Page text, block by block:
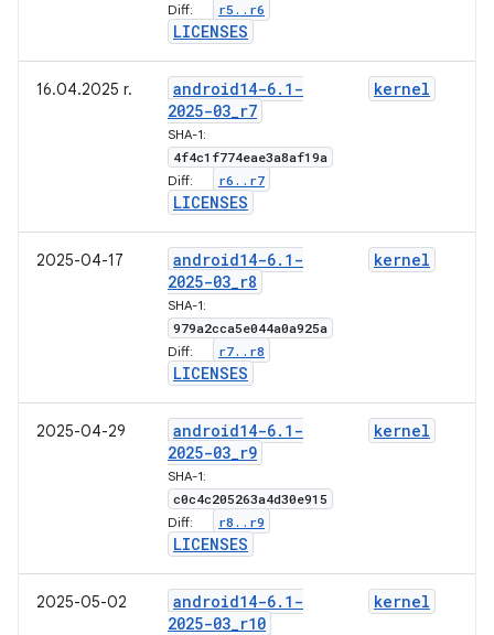
Diff: r5 . . r6
LICENSES
16.04.2025 r. android14-6. 1-
2025-03_r7
SHA-1:
4f4c1f774eae3a8af19a
Diff: r6 . . r7
LICENSES
kernel
2025-04-17 android14-6. 1-
2025-03_r8
SHA-1:
979a2cca5e044a0a925a
Diff: r7. . r8
LICENSES
kernel
2025-04-29 android14-6. 1-
2025-03_r9
SHA-1:
c0c4c205263a4d30e915
Diff: r8 . . r9
LICENSES
kernel
2025-05-02 android14-6. 1-
2025-03_r10
kernel